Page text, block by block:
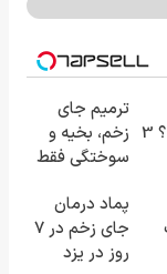
بخیه داری؟؟ 3
ترمیم جای
زخم، بخیه و
سوختگی فقط
پماد درمان
جای زخم در ۷
روز در یزد